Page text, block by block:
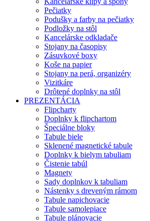
Pečiatky
Podušky a farby na pečiatky
Podložky na stôl
Kancelárske odkladače
Stojany na časopisy
Zásuvkové boxy
Koše na papier
Stojany na perá, organizéry
Vizitkáre
Drôtené doplnky na stôl
PREZENTÁCIA
Flipcharty
Doplnky k flipchartom
Špeciálne bloky
Tabule biele
Sklenené magnetické tabule
Doplnky k bielym tabuliam
Čistenie tabúl
Magnety
Sady doplnkov k tabuliam
Nástenky s dreveným rámom
Tabule napichovacie
Tabule samolepiace
Tabule plánovacie